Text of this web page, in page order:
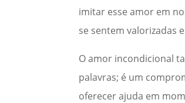
imitar esse amor em
se sentem valorizadas
O amor incondicional
palavras; é um
oferecer ajuda em